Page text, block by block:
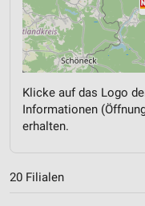
Klicke auf das Logo
Informationen
erhalten.
20 Filialen